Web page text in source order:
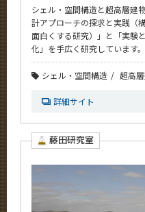
シェル・空間構造と超高層建
計アプローチの探求と実践（
面白くする研究）」と「実験
化」を手広く研究しています。
シェル・空間構造 超高
詳細サイト
藤田研究室